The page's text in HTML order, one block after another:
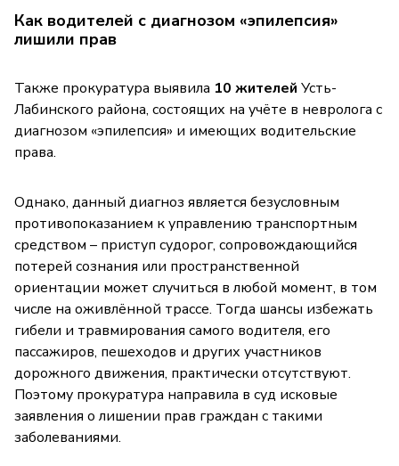
Как водителей с диагнозом «эпилепсия»
лишили прав
Также прокуратура выявила 10 жителей Усть-
Лабинского района, состоящих на учёте в невролога с
диагнозом «эпилепсия» и имеющих водительские
права.
Однако, данный диагноз является безусловным
противопоказанием к управлению транспортным
средством – приступ судорог, сопровождающийся
потерей сознания или пространственной
ориентации может случиться в любой момент, в том
числе на оживлённой трассе. Тогда шансы избежать
гибели и травмирования самого водителя, его
пассажиров, пешеходов и других участников
дорожного движения, практически отсутствуют.
Поэтому прокуратура направила в суд исковые
заявления о лишении прав граждан с такими
заболеваниями.